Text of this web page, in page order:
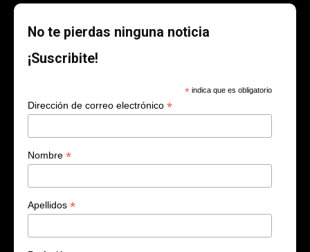
No te pierdas ninguna noticia
¡Suscribite!
* indica que es obligatorio
Dirección de correo electrónico *
Nombre *
Apellidos *